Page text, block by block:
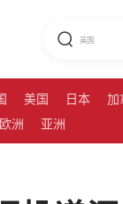
美国 日本
加
欧洲 亚洲